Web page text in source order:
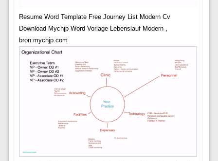
Resume Word Template Free Journey List Modern Cv
Download Mychjp Word Vorlage Lebenslauf Modern ,
bron:mychjp.com